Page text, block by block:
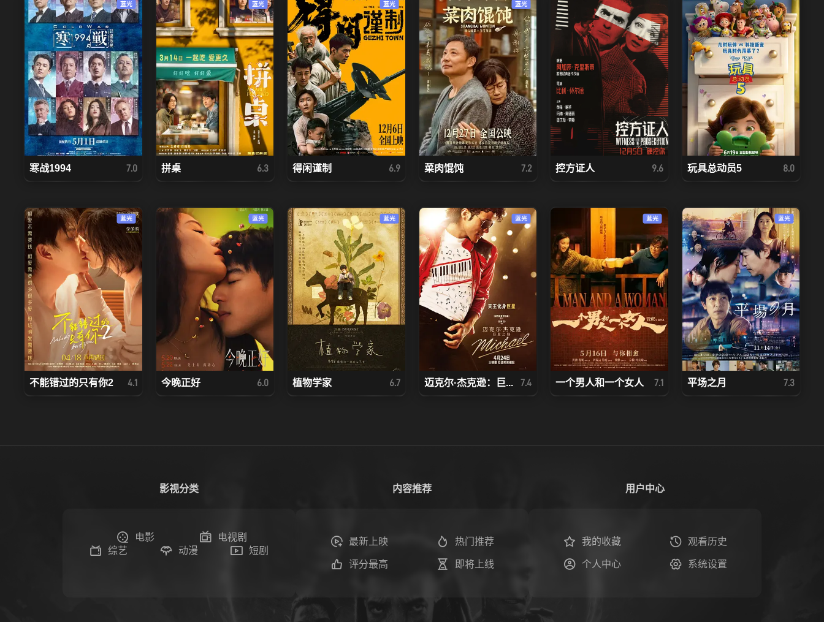
蓝光
寒战1994 7.0
蓝光
拼桌 6.3
蓝光
得闲谨制 6.9
蓝光
菜肉馄饨 7.2 控方证人 9.6 玩具总动员5 8.0
蓝光
不能错过的只有你2 4.1
蓝光
今晚正好 6.0
蓝光
植物学家 6.7
蓝光
迈克尔·杰克逊：巨... 7.4
蓝光
一个男人和一个女人 7.1
蓝光
平场之月 7.3
影视分类
电影
电视剧
综艺
动漫 短剧
内容推荐
最新上映 热门推荐
评分最高 即将上线
用户中心
我的收藏 观看历史
个人中心 系统设置